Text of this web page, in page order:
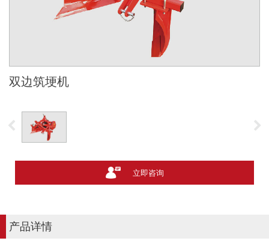
双边筑埂机
立即咨询
产品详情